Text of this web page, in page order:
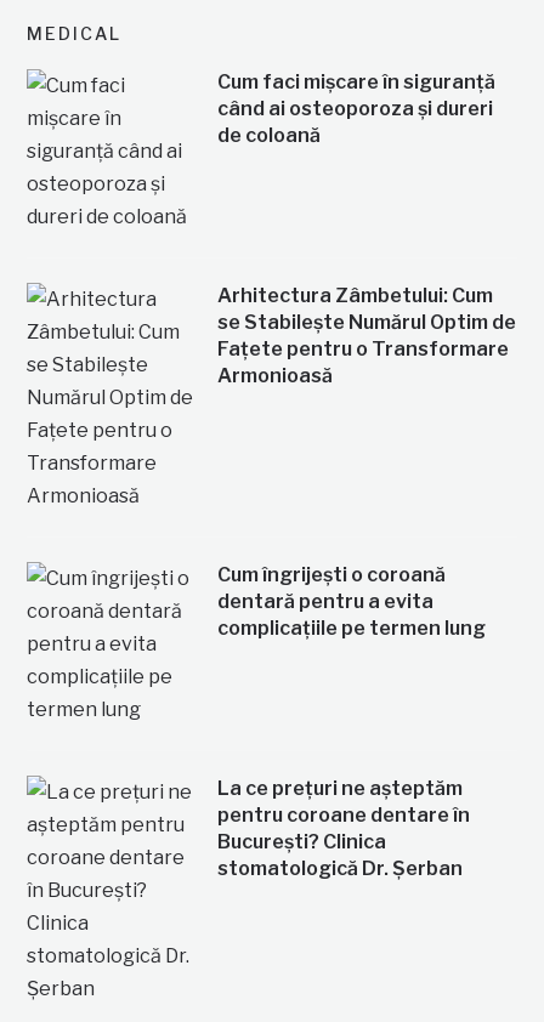
MEDICAL
Cum faci mișcare în siguranță
când ai osteoporoza și dureri
de coloană
Arhitectura Zâmbetului: Cum
se Stabilește Numărul Optim de
Fațete pentru o Transformare
Armonioasă
Cum îngrijești o coroană
dentară pentru a evita
complicațiile pe termen lung
La ce prețuri ne așteptăm
pentru coroane dentare în
București? Clinica
stomatologică Dr. Șerban